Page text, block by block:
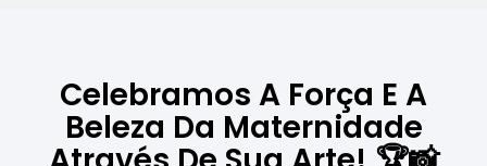
Celebramos A Força E A
Beleza Da Maternidade